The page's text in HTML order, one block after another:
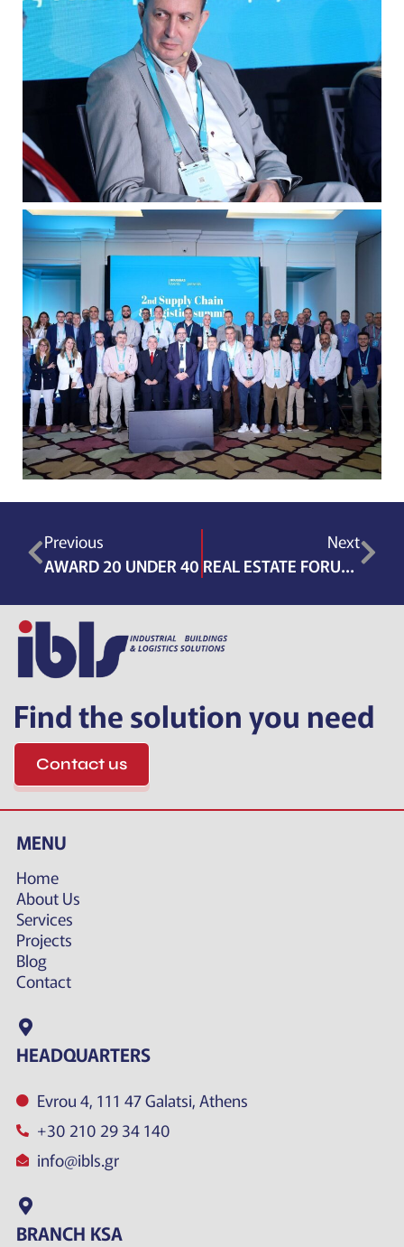
Previous
AWARD 20 UNDER 40
Next
REAL ESTATE FORUM IFMA
Find the solution you need
Contact us
MENU
Home
About Us
Services
Projects
Blog
Contact
HEADQUARTERS
Evrou 4, 111 47 Galatsi, Athens
+30 210 29 34 140
info@ibls.gr
BRANCH KSA